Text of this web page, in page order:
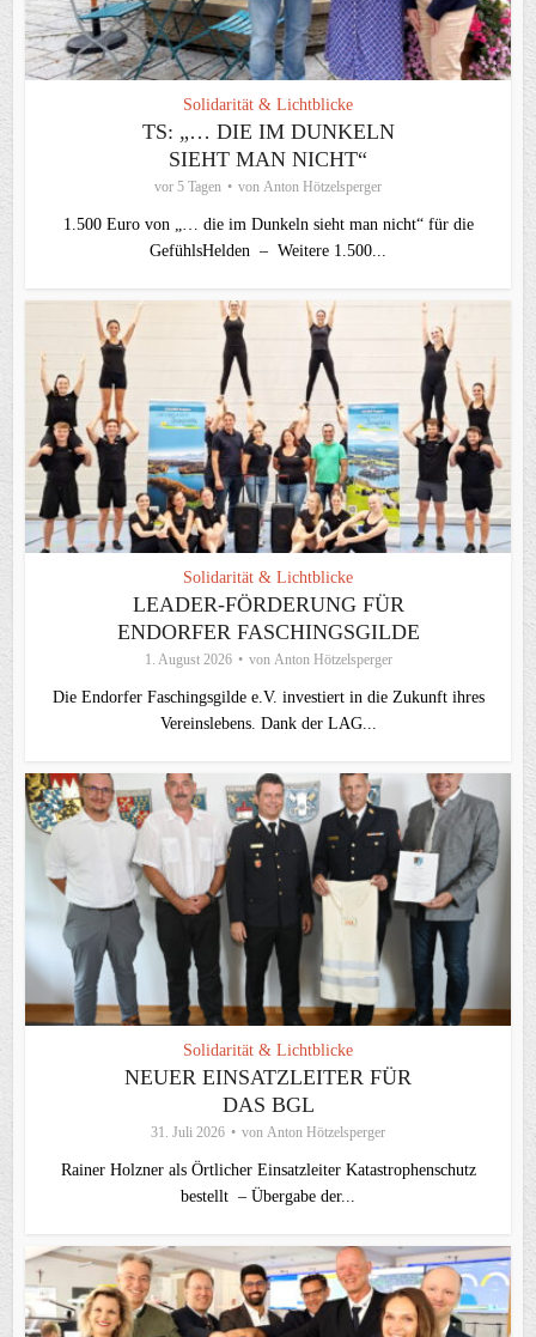
Solidarität & Lichtblicke
TS: „… DIE IM DUNKELN
SIEHT MAN NICHT“
vor 5 Tagen von Anton Hötzelsperger
1.500 Euro von „… die im Dunkeln sieht man nicht“ für die
GefühlsHelden – Weitere 1.500...
Solidarität & Lichtblicke
LEADER-FÖRDERUNG FÜR
ENDORFER FASCHINGSGILDE
1. August 2026 von Anton Hötzelsperger
Die Endorfer Faschingsgilde e.V. investiert in die Zukunft ihres
Vereinslebens. Dank der LAG...
Solidarität & Lichtblicke
NEUER EINSATZLEITER FÜR
DAS BGL
31. Juli 2026 von Anton Hötzelsperger
Rainer Holzner als Örtlicher Einsatzleiter Katastrophenschutz
bestellt – Übergabe der...